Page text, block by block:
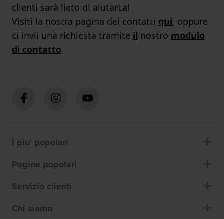
clienti sarà lieto di aiutarLa!
Visiti la nostra pagina dei contatti qui, oppure
ci invii una richiesta tramite il nostro modulo
di contatto.
I piu' popolari
Pagine popolari
Servizio clienti
Chi siamo